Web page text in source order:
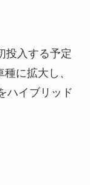
投入する予定
に拡大し、
ハイブリッド